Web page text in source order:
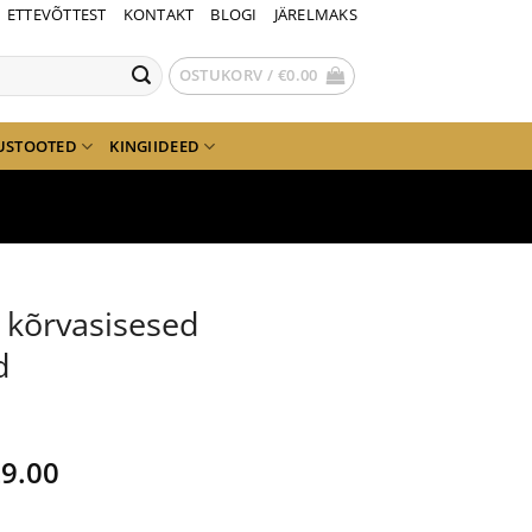
ETTEVÕTTEST KONTAKT BLOGI JÄRELMAKS
OSTUKORV / €0.00
KINGIIDEED
Current